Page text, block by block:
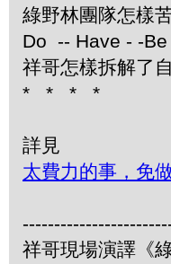
綠野林團隊怎樣
Do -- Have - -
祥哥怎樣拆解了
* * * *
詳見
太費力的事，免
祥哥現場演譯《